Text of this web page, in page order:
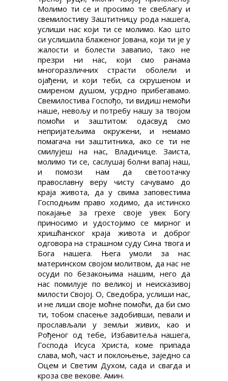
Молимо ти се и просимо те свеблагу и
свемилостиву Заштитницу рода нашега,
услиши нас који ти се молимо. Као што
си услишила блаженог Јована, који ти је у
жалости и болести завапио, тако не
презри ни нас, који смо ранама
многоразличних страсти оболели и
ојађени, и који теби, са скрушеном и
смиреном душом, усрдно прибегавамо.
Свемилостива Госпођо, ти видиш немоћи
наше, невољу и потребу нашу за твојом
помоћи и заштитом: одасвуд смо
непријатељима окружени, и немамо
помагача ни заштитника, ако се ти не
смилујеш на нас, Владичице. Заиста,
молимо ти се, саслушај болни вапај наш,
и помози нам да светоотачку
православну веру чисту сачувамо до
краја живота, да у свима заповестима
Господњим право ходимо, да истинско
покајање за грехе своје увек Богу
приносимо и удостојимо се мирног и
хришћанског краја живота и доброг
одговора на страшном суду Сина твога и
Бога нашега. Њега умоли за нас
материнском својом молитвом, да нас не
осуди по безакоњима нашим, него да
нас помилује по великој и неисказивој
милости Својој. О, Сведобра, услиши нас,
и не лиши своје моћне помоћи, да би смо
ти, тобом спасење задобивши, певали и
прослављали у земљи живих, као и
Рођеног од тебе, Избавитеља нашега,
Господа Исуса Христа, коме припада
слава, моћ, част и поклоњење, заједно са
Оцем и Светим Духом, сада и свагда и
кроза све векове. Амин.